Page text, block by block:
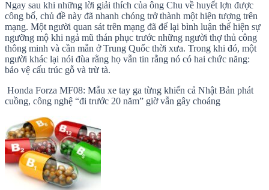
Ngay sau khi những lời giải thích của ông Chu về huyết lợn được
công bố, chủ đề này đã nhanh chóng trở thành một hiện tượng trên
mạng. Một người quan sát trên mạng đã để lại bình luận thể hiện sự
ngưỡng mộ khi ngả mũ thán phục trước những người thợ thủ công
thông minh và cần mẫn ở Trung Quốc thời xưa. Trong khi đó, một
người khác lại nói đùa rằng họ vẫn tin rằng nó có hai chức năng:
bảo vệ cấu trúc gỗ và trừ tà.
Honda Forza MF08: Mẫu xe tay ga từng khiến cả Nhật Bản phát
cuồng, công nghệ “đi trước 20 năm” giờ vẫn gây choáng